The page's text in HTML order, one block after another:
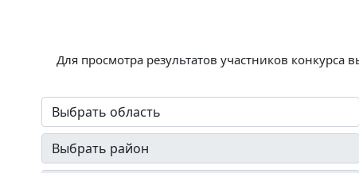
Для просмотра результатов участников